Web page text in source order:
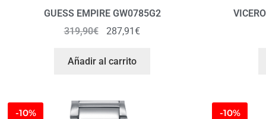
GUESS EMPIRE GW0785G2
319,90€ 287,91€
Añadir al carrito
-10% -10%